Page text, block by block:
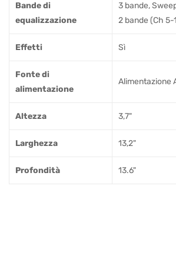
Bande di
equalizzazione
3 bande,
2 bande (Ch 5-
Effetti Sì
Fonte di
alimentazione
Alimentazione
Altezza 3,7"
Larghezza 13,2"
Profondità 13.6"